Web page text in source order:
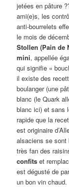
jetées en pâture
ami(e)s, les
anti-bourrelets
le mois de
Stollen (Pain de
mini, appellée
qui signifie «
il existe des
boulanger (une
blanc (le Quark
blanc ici) et sans
rapide que la
est originaire
alsaciens se sont
très fan des
confitset
est dégusté de
un bon vin chaud.